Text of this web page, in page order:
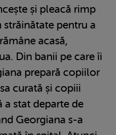
și pleacă rimp
străinătate pentru a
acasă,
Din banii pe care îi
prepară copiilor
curată și copiii
a stat departe de
Georgiana s-a